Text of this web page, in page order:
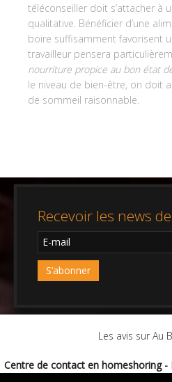
téléconseiller doit s’attacher à
qualitative. Bénéficier d’une
boire suffisamment favorisent
travailleur pensera
nourriture propice au bon état
le niveau de bien-être, on doit
de sommeil raisonnable.
Recevoir les news
Les avis sur Au
Centre de contact en homeshoring -